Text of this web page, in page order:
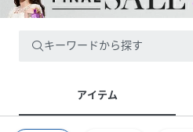
キーワードから探す
アイテム